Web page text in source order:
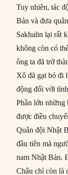
Tuy nhiên, tác
Bản và đưa
Sakhalin lại rất
không còn có
ông ta đã trở
Xô đã gạt bỏ đi
động đối với
Phần lớn những
được điều
Quân đội Nhật
đầu tiên mà
nam Nhật Bản.
Châu chỉ còn là